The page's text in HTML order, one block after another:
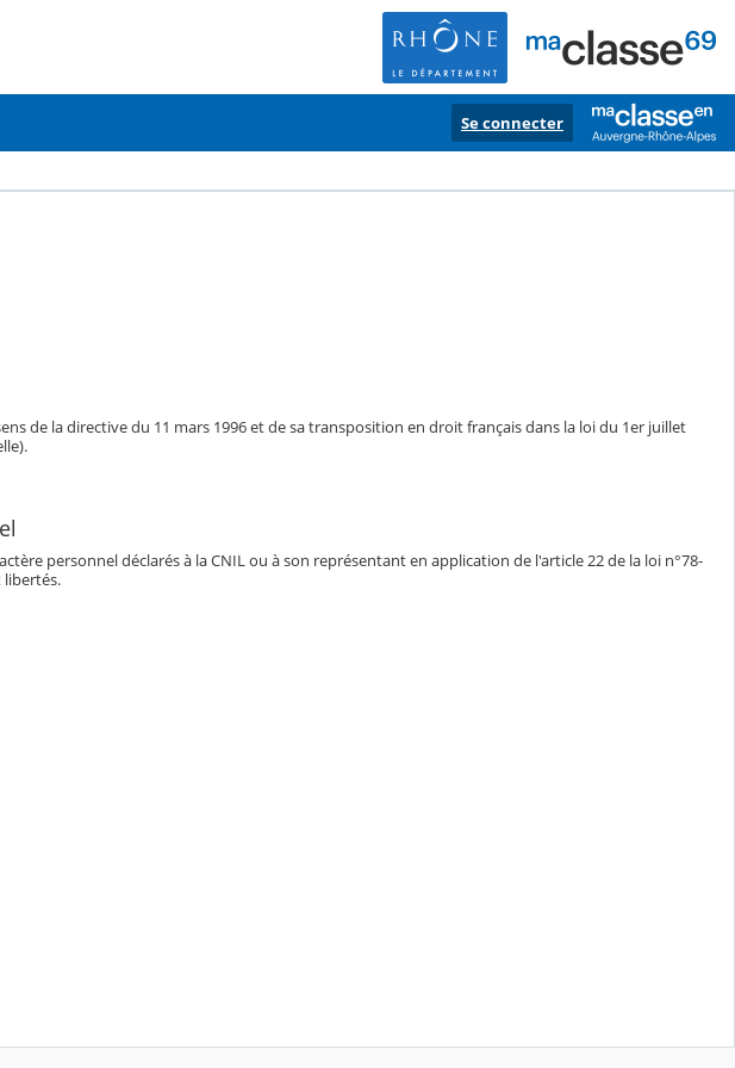
Se connecter
de la directive du 11 mars 1996 et de sa transposition en droit français dans la loi du 1er juillet
personnel déclarés à la CNIL ou à son représentant en application de l'article 22 de la loi n°78-
libertés.